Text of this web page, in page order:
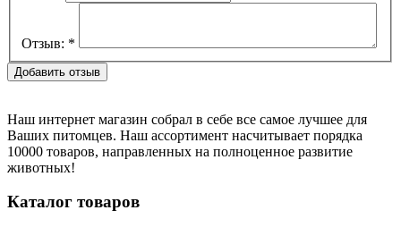
Отзыв: *
Наш интернет магазин собрал в себе все самое лучшее для
Ваших питомцев. Наш ассортимент насчитывает порядка
10000 товаров, направленных на полноценное развитие
животных!
Каталог товаров